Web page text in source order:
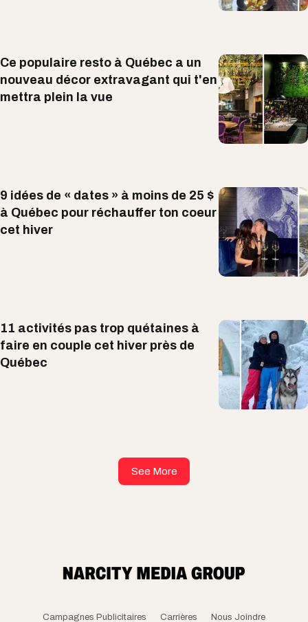
Ce populaire resto à Québec a un
nouveau décor extravagant qui t'en
mettra plein la vue
9 idées de « dates » à moins de 25 $
à Québec pour réchauffer ton coeur
cet hiver
11 activités pas trop quétaines à
faire en couple cet hiver près de
Québec
See More
Campagnes Publicitaires Carrières Nous Joindre